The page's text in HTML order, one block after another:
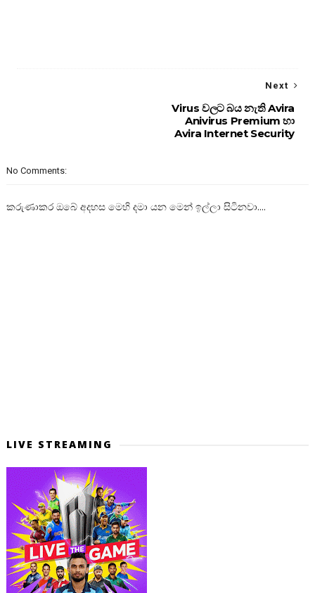
Next
Virus වලට බය නැති Avira
Anivirus Premium හා
Avira Internet Security
No Comments:
කරුණාකර ඔබේ අදහස මෙහි දමා යන මෙන් ඉල්ලා සිටිනවා....
LIVE STREAMING